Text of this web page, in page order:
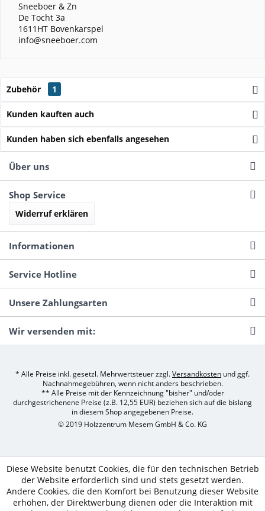
Sneeboer & Zn
De Tocht 3a
1611HT Bovenkarspel
info@sneeboer.com
Zubehör 1
Kunden kauften auch
Kunden haben sich ebenfalls angesehen
Über uns
Shop Service
Widerruf erklären
Informationen
Service Hotline
Unsere Zahlungsarten
Wir versenden mit:
* Alle Preise inkl. gesetzl. Mehrwertsteuer zzgl.Versandkosten und ggf.
Nachnahmegebühren, wenn nicht anders beschrieben.
** Alle Preise mit der Kennzeichnung "bisher" und/oder
durchgestrichenene Preise (z.B. 12,55 EUR) beziehen sich auf die bislang
in diesem Shop angegebenen Preise.
© 2019 Holzzentrum Mesem GmbH & Co. KG
Diese Website benutzt Cookies, die für den technischen Betrieb
der Website erforderlich sind und stets gesetzt werden.
Andere Cookies, die den Komfort bei Benutzung dieser Website
erhöhen, der Direktwerbung dienen oder die Interaktion mit